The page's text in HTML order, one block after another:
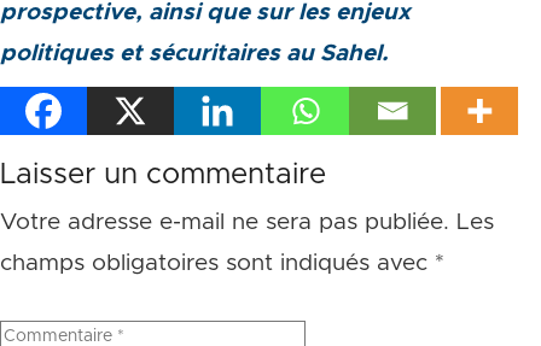
prospective, ainsi que sur les enjeux
politiques et sécuritaires au Sahel.
Laisser un commentaire
Votre adresse e-mail ne sera pas publiée. Les
champs obligatoires sont indiqués avec *